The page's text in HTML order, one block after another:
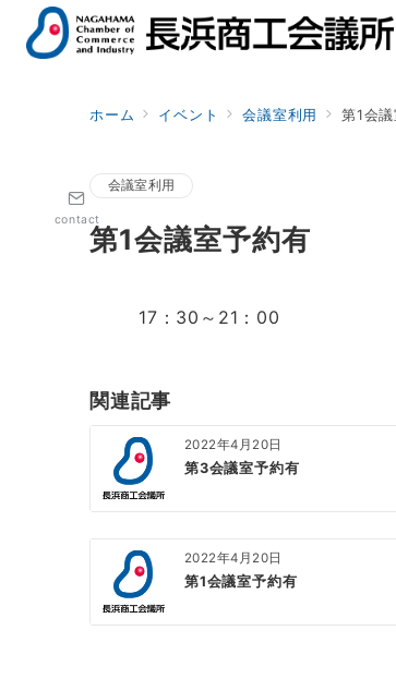
contact
ホーム イベント 会議室利用 第1会
会議室利用
第1会議室予約有
17：30～21：00
関連記事
2022年4月20日
第3会議室予約有
2022年4月20日
第1会議室予約有